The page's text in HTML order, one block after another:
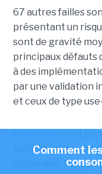
67 autres failles
présentant un
sont de gravité
principaux défauts
à des
par une validation
et ceux de type
Chrome se met
automatiquement
disponible. Vous
Comment